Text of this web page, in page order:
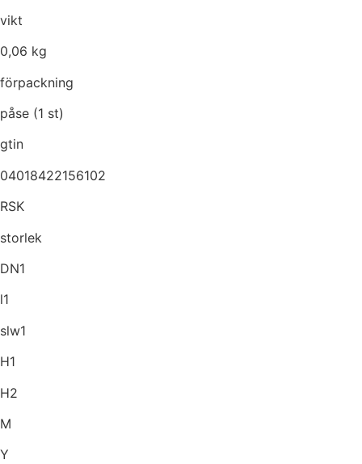
vikt
0,06 kg
förpackning
påse (1 st)
gtin
04018422156102
RSK
storlek
DN1
l1
slw1
H1
H2
M
Y